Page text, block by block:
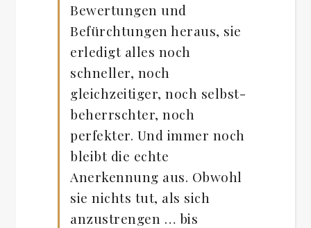
Bewertungen und
Befürchtungen heraus, sie
erledigt alles noch
schneller, noch
gleichzeitiger, noch selbst-
beherrschter, noch
perfekter. Und immer noch
bleibt die echte
Anerkennung aus. Obwohl
sie nichts tut, als sich
anzustrengen … bis